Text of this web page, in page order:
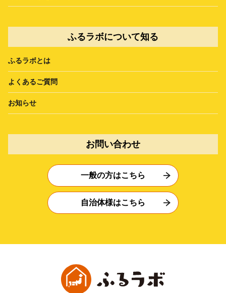
ふるラボについて知る
ふるラボとは
よくあるご質問
お知らせ
お問い合わせ
一般の方はこちら
自治体様はこちら